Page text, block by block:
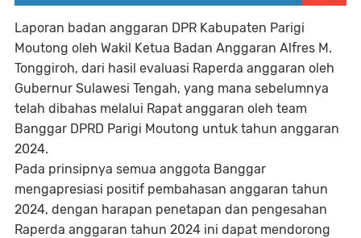
Laporan badan anggaran DPR Kabupaten Parigi
Moutong oleh Wakil Ketua Badan Anggaran Alfres M.
Tonggiroh, dari hasil evaluasi Raperda anggaran oleh
Gubernur Sulawesi Tengah, yang mana sebelumnya
telah dibahas melalui Rapat anggaran oleh team
Banggar DPRD Parigi Moutong untuk tahun anggaran
2024.
Pada prinsipnya semua anggota Banggar
mengapresiasi positif pembahasan anggaran tahun
2024, dengan harapan penetapan dan pengesahan
Raperda anggaran tahun 2024 ini dapat mendorong